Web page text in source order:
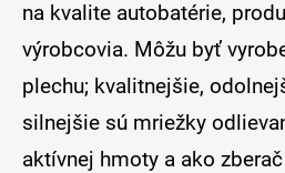
na kvalite autobatérie,
výrobcovia. Môžu byť
plechu; kvalitnejšie,
silnejšie sú mriežky
aktívnej hmoty a ako